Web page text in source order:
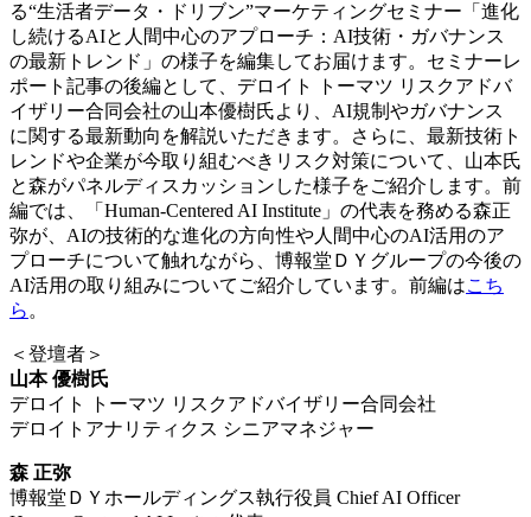
る“生活者データ・ドリブン”マーケティングセミナー「進化
し続けるAIと人間中心のアプローチ：AI技術・ガバナンス
の最新トレンド」の様子を編集してお届けます。セミナーレ
ポート記事の後編として、デロイト トーマツ リスクアドバ
イザリー合同会社の山本優樹氏より、AI規制やガバナンス
に関する最新動向を解説いただきます。さらに、最新技術ト
レンドや企業が今取り組むべきリスク対策について、山本氏
と森がパネルディスカッションした様子をご紹介します。前
編では、「Human-Centered AI Institute」の代表を務める森正
弥が、AIの技術的な進化の方向性や人間中心のAI活用のア
プローチについて触れながら、博報堂ＤＹグループの今後の
AI活用の取り組みについてご紹介しています。前編はこち
ら。
＜登壇者＞
山本 優樹氏
デロイト トーマツ リスクアドバイザリー合同会社
デロイトアナリティクス シニアマネジャー
森 正弥
博報堂ＤＹホールディングス執行役員 Chief AI Officer